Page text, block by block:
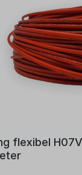
flexibel